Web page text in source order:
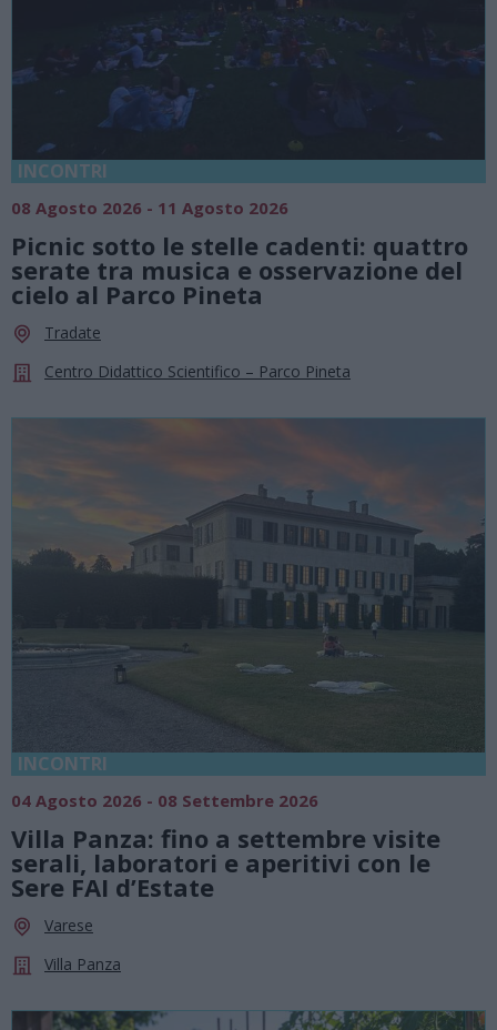
INCONTRI
08 Agosto 2026 - 11 Agosto 2026
Picnic sotto le stelle cadenti: quattro
serate tra musica e osservazione del
cielo al Parco Pineta
Tradate
Centro Didattico Scientifico – Parco Pineta
INCONTRI
04 Agosto 2026 - 08 Settembre 2026
Villa Panza: fino a settembre visite
serali, laboratori e aperitivi con le
Sere FAI d’Estate
Varese
Villa Panza